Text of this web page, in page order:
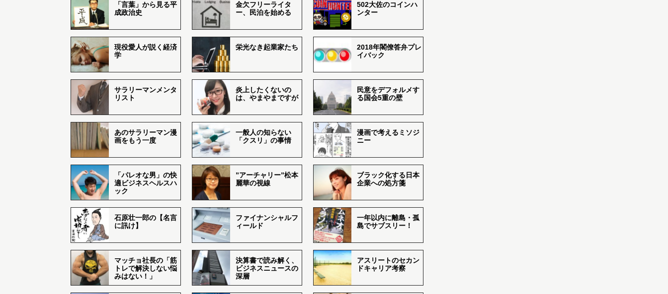
「言葉」から見る平
成政治史
金欠フリーライタ
ー、民泊を始める
502大佐のコインハ
ンター
現役愛人が説く経済
学
栄光なき起業家たち
2018年閣僚答弁プレ
イバック
サラリーマンメンタ
リスト
炎上したくないの
は、やまやまですが
民意をデフォルメす
る国会5重の壁
あのサラリーマン漫
画をもう一度
一般人の知らない
「クスリ」の事情
漫画で考えるミソジ
ニー
「パレオな男」の快
適ビジネスヘルスハ
ック
”アーチャリー”松本
麗華の視線
ブラック化する日本
企業への処方箋
石原壮一郎の【名言
に訊け】
ファイナンシャルフ
ィールド
一年以内に離島・孤
島でサブスリー！
マッチョ社長の「筋
トレで解決しない悩
みはない！」
決算書で読み解く、
ビジネスニュースの
深層
アスリートのセカン
ドキャリア考察